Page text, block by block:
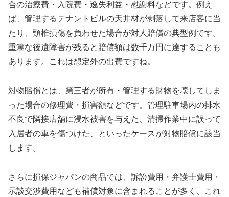
合の治療費・入院費・逸失利益・慰謝料などです。例え
ば、管理するテナントビルの天井材が剥落して来店客に当
たり、頸椎損傷を負わせた場合が対人賠償の典型例です。
重篤な後遺障害が残ると賠償額は数千万円に達することも
あります。これは想定外の出費ですね。
対物賠償とは、第三者が所有・管理する財物を壊してしま
った場合の修理費・損害額などです。管理駐車場内の排水
不良で隣接店舗に浸水被害を与えた、清掃作業中に誤って
入居者の車を傷つけた、といったケースが対物賠償に該当
します。
さらに損保ジャパンの商品では、訴訟費用・弁護士費用・
示談交渉費用なども補償対象に含まれることが多く、これ